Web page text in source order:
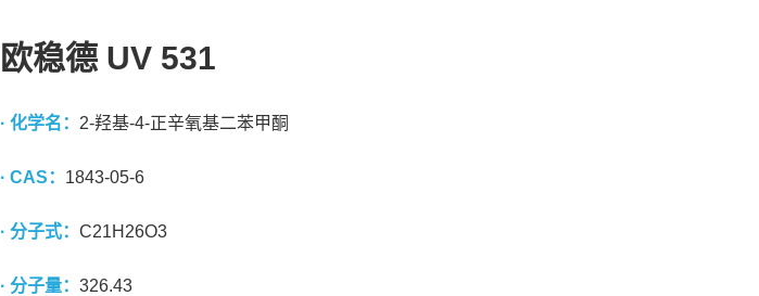
欧稳德 UV 531
· 化学名： 2-羟基-4-正辛氧基二苯甲酮
· CAS： 1843-05-6
· 分子式： C21H26O3
· 分子量： 326.43